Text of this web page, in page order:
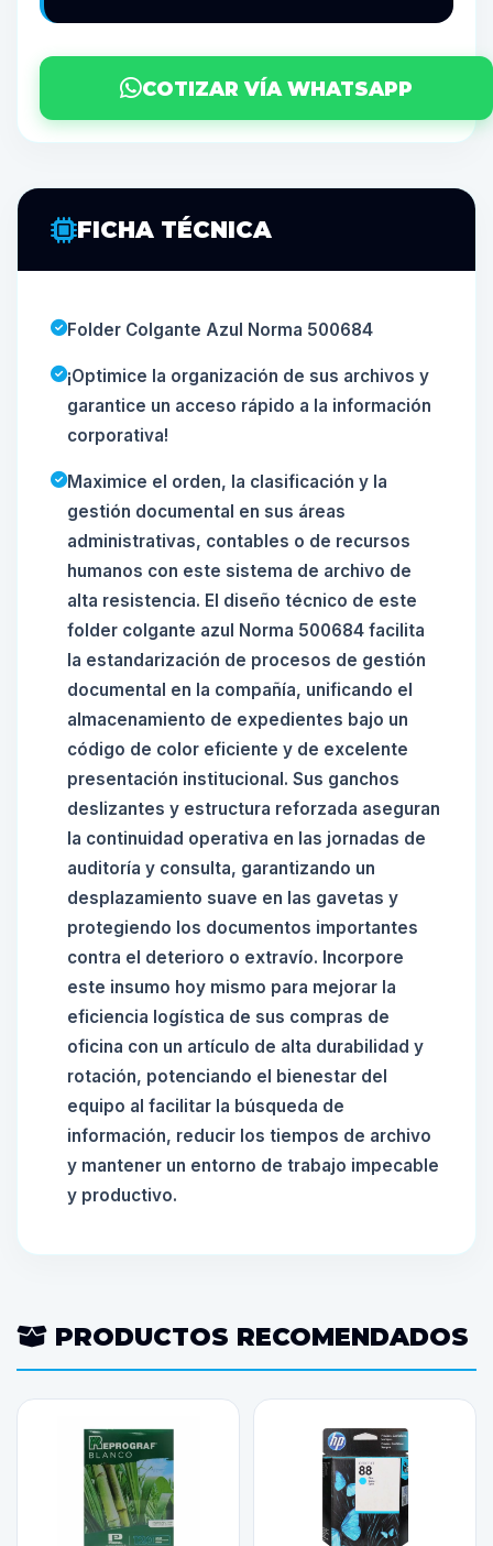
COTIZAR VÍA WHATSAPP
FICHA TÉCNICA
Folder Colgante Azul Norma 500684
¡Optimice la organización de sus archivos y
garantice un acceso rápido a la información
corporativa!
Maximice el orden, la clasificación y la
gestión documental en sus áreas
administrativas, contables o de recursos
humanos con este sistema de archivo de
alta resistencia. El diseño técnico de este
folder colgante azul Norma 500684 facilita
la estandarización de procesos de gestión
documental en la compañía, unificando el
almacenamiento de expedientes bajo un
código de color eficiente y de excelente
presentación institucional. Sus ganchos
deslizantes y estructura reforzada aseguran
la continuidad operativa en las jornadas de
auditoría y consulta, garantizando un
desplazamiento suave en las gavetas y
protegiendo los documentos importantes
contra el deterioro o extravío. Incorpore
este insumo hoy mismo para mejorar la
eficiencia logística de sus compras de
oficina con un artículo de alta durabilidad y
rotación, potenciando el bienestar del
equipo al facilitar la búsqueda de
información, reducir los tiempos de archivo
y mantener un entorno de trabajo impecable
y productivo.
PRODUCTOS RECOMENDADOS